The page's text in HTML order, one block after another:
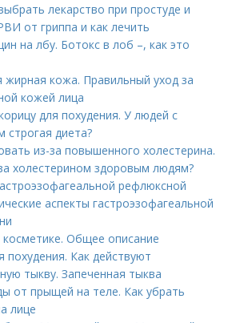
лекарство при простуде и
от гриппа и как лечить
на лбу. Ботокс в лоб –, как это
жирная кожа. Правильный уход за
кожей лица
для похудения. У людей с
строгая диета?
из-за повышенного холестерина.
холестерином здоровым людям?
рефлюксной
аспекты гастроэзофагеальной
Общее описание
похудения. Как действуют
тыкву. Запеченная тыква
от прыщей на теле. Как убрать
лице